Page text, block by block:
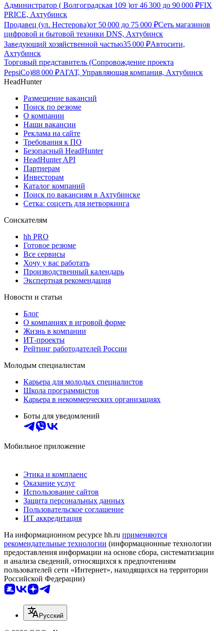
Администратор ( Волгоградская 109 )от 46 300 до 90 000 ₽FIX
PRICE, Ахтубинск
Продавец (ул. Нестерова)от 50 000 до 75 000 ₽Сеть магазинов
цифровой и бытовой техники DNS, Ахтубинск
Заведующий хозяйственной частью35 000 ₽Автосити,
Ахтубинск
Торговый представитель (Сопровождение проекта
PepsiCo)88 000 ₽АГАТ, Управляющая компания, Ахтубинск
HeadHunter
Размещение вакансий
Поиск по резюме
О компании
Наши вакансии
Реклама на сайте
Требования к ПО
Безопасный HeadHunter
HeadHunter API
Партнерам
Инвесторам
Каталог компаний
Поиск по вакансиям в Ахтубинске
Сетка: соцсеть для нетворкинга
Соискателям
hh PRO
Готовое резюме
Все сервисы
Хочу у вас работать
Производственный календарь
Экспертная рекомендация
Новости и статьи
Блог
О компаниях в игровой форме
Жизнь в компании
ИТ-проекты
Рейтинг работодателей России
Молодым специалистам
Карьера для молодых специалистов
Школа программистов
Карьера в некоммерческих организациях
Боты для уведомлений
Мобильное приложение
Этика и комплаенс
Оказание услуг
Использование сайтов
Защита персональных данных
Пользовательское соглашение
ИТ аккредитация
На информационном ресурсе hh.ru применяются
рекомендательные технологии (информационные технологии
предоставления информации на основе сбора, систематизации
и анализа сведений, относящихся к предпочтениям
пользователей сети «Интернет», находящихся на территории
Российской Федерации)
Русский